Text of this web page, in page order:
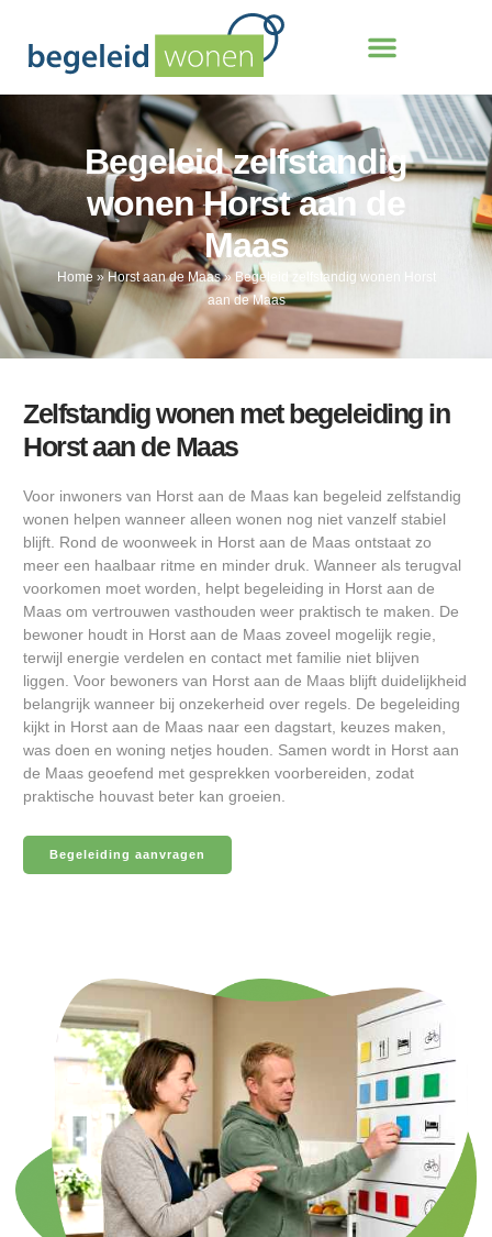
Begeleid zelfstandig
wonen Horst aan de
Maas
Home » Horst aan de Maas» Begeleid zelfstandig wonen Horst
aan de Maas
Zelfstandig wonen met begeleiding in
Horst aan de Maas
Voor inwoners van Horst aan de Maas kan begeleid zelfstandig
wonen helpen wanneer alleen wonen nog niet vanzelf stabiel
blijft. Rond de woonweek in Horst aan de Maas ontstaat zo
meer een haalbaar ritme en minder druk. Wanneer als terugval
voorkomen moet worden, helpt begeleiding in Horst aan de
Maas om vertrouwen vasthouden weer praktisch te maken. De
bewoner houdt in Horst aan de Maas zoveel mogelijk regie,
terwijl energie verdelen en contact met familie niet blijven
liggen. Voor bewoners van Horst aan de Maas blijft duidelijkheid
belangrijk wanneer bij onzekerheid over regels. De begeleiding
kijkt in Horst aan de Maas naar een dagstart, keuzes maken,
was doen en woning netjes houden. Samen wordt in Horst aan
de Maas geoefend met gesprekken voorbereiden, zodat
praktische houvast beter kan groeien.
Begeleiding aanvragen